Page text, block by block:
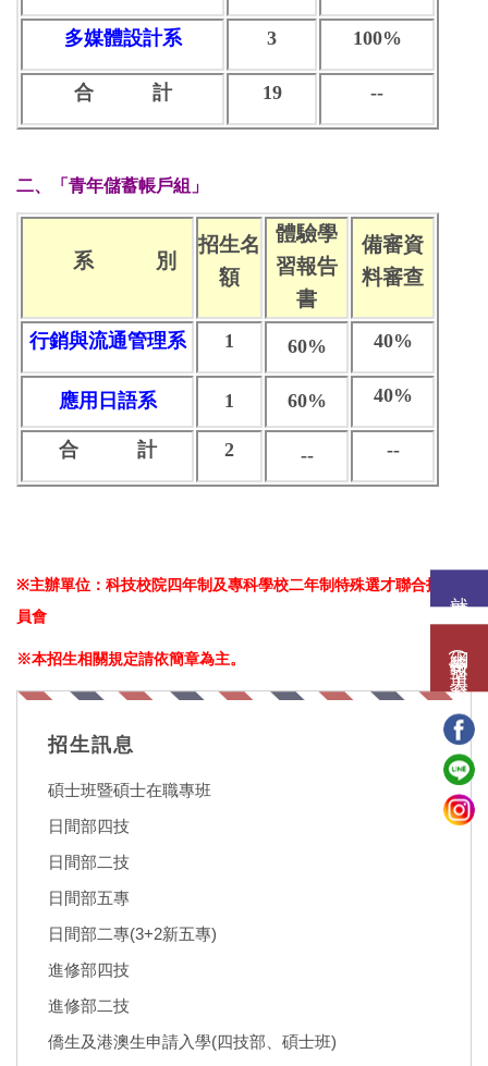
網路報名(填表)系統
多媒體設計系 3 100%
合 計 19 --
二、「青年儲蓄帳戶組 」
系 別
招生名
額
體驗學
習報告
書
備審資
料審查
行銷與流通管理系 1 60% 40%
應用日語系 1 60% 40%
合 計 2 -- --
※主辦單位：科技校院四年制及專科學校二年制特殊選才聯合招生委
員會
※本招生相關規定請依簡章為主。
招生訊息
碩士班暨碩士在職專班
日間部四技
日間部二技
日間部五專
日間部二專(3+2新五專)
進修部四技
進修部二技
僑生及港澳生申請入學(四技部、碩士班)